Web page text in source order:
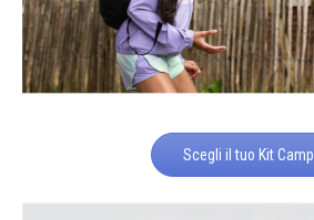
Scegli il tuo Kit Camp